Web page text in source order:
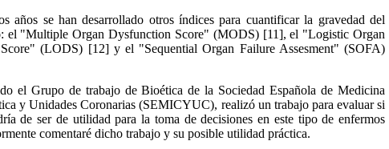
años se han desarrollado otros índices para cuantificar la gravedad del
el "Multiple Organ Dysfunction Score" (MODS) [11], el "Logistic Organ
Score"(LODS) [12] y el "Sequential Organ Failure Assesment" (SOFA)
el Grupo de trabajo de Bioética de la Sociedad Española de Medicina
y Unidades Coronarias (SEMICYUC), realizó un trabajo para evaluar si
de ser de utilidad para la toma de decisiones en este tipo de enfermos
comentaré dicho trabajo y su posible utilidad práctica.